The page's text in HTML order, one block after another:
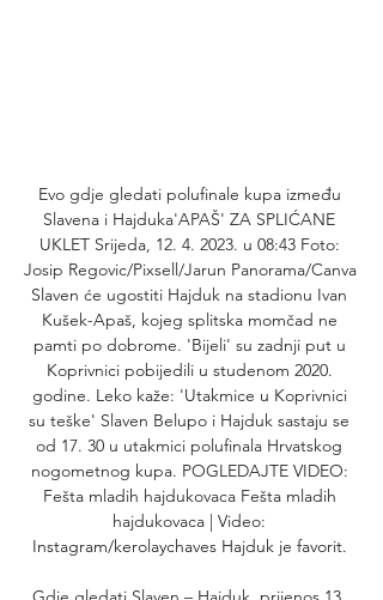
Evo gdje gledati polufinale kupa između
Slavena i Hajduka'APAŠ' ZA SPLIĆANE
UKLET Srijeda, 12. 4. 2023. u 08:43 Foto:
Josip Regovic/Pixsell/Jarun Panorama/Canva
Slaven će ugostiti Hajduk na stadionu Ivan
Kušek-Apaš, kojeg splitska momčad ne
pamti po dobrome. 'Bijeli' su zadnji put u
Koprivnici pobijedili u studenom 2020.
godine. Leko kaže: 'Utakmice u Koprivnici
su teške' Slaven Belupo i Hajduk sastaju se
od 17. 30 u utakmici polufinala Hrvatskog
nogometnog kupa. POGLEDAJTE VIDEO:
Fešta mladih hajdukovaca Fešta mladih
hajdukovaca | Video:
Instagram/kerolaychaves Hajduk je favorit.